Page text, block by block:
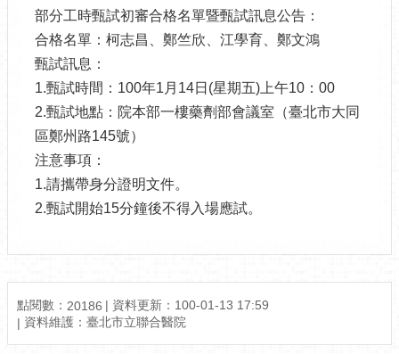
部分工時甄試初審合格名單暨甄試訊息公告：
合格名單：柯志昌、鄭竺欣、江學育、鄭文鴻
甄試訊息：
1.甄試時間：100年1月14日(星期五)上午10：00
2.甄試地點：院本部一樓藥劑部會議室（臺北市大同
區鄭州路145號）
注意事項：
1.請攜帶身分證明文件。
2.甄試開始15分鐘後不得入場應試。
點閱數： 20186
資料更新：100-01-13 17:59
資料維護：臺北市立聯合醫院